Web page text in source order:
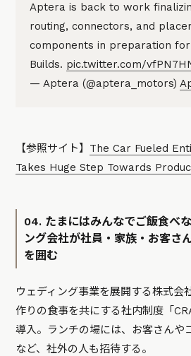
Aptera is back to work
routing, connectors, and
components in preparation
Builds. pic.twitter.com/
— Aptera (@aptera_motors)
【参照サイト】 The Car Fueled
Takes Huge Step Towards
04. たまにはみんなでご飯食べ
ング会社が社員・家族・お客さ
を囲む
ウェディング事業を展開する株式会
作りの食事を共にする社内制度「
導入。ランチの場には、お客さんや
など、社外の人も招待する。